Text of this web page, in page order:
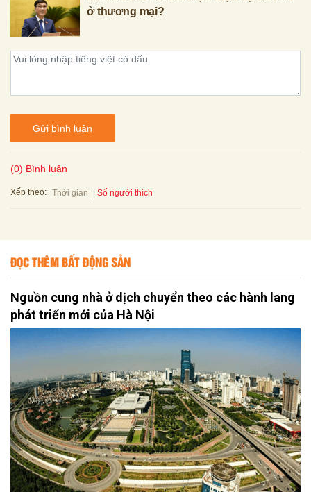
ở thương mại?
Gửi bình luận
(0) Bình luận
Xếp theo: Thời gian Số người thích
ĐỌC THÊM BẤT ĐỘNG SẢN
Nguồn cung nhà ở dịch chuyển theo các hành lang
phát triển mới của Hà Nội